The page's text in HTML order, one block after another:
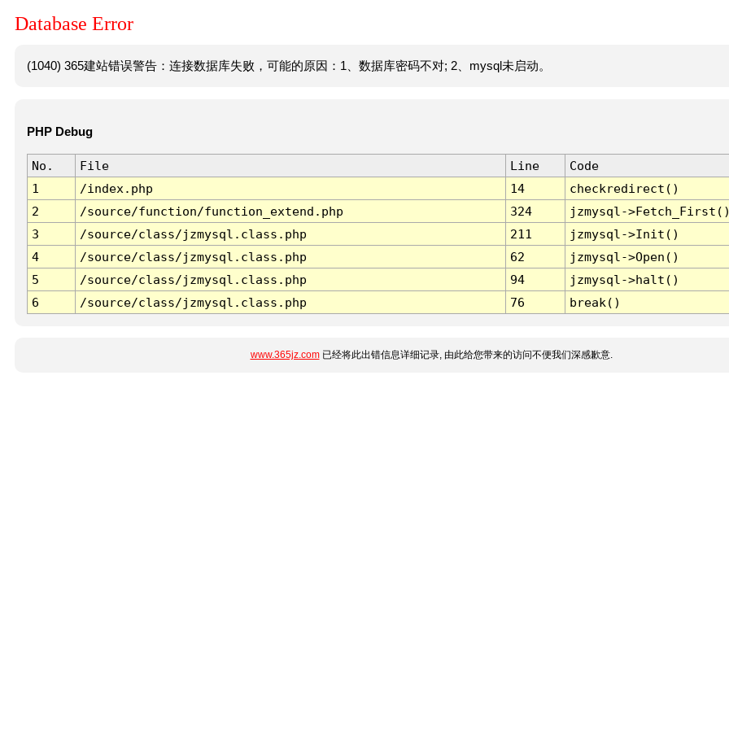
Database Error
(1040) 365建站错误警告：连接数据库失败，可能的原因：1、数据库密码不对; 2、mysql未启动。
PHP Debug
No. File Line
Code
1
/index.php 14
checkredirect()
2
/source/function/function_extend.php 324
jzmysql-
3
/source/class/jzmysql.class.php 211
jzmysql->Init()
4
/source/class/jzmysql.class.php 62
jzmysql->Open()
5
/source/class/jzmysql.class.php 94
jzmysql->halt()
6
/source/class/jzmysql.class.php 76 break()
www.365jz.com已经将此出错信息详细记录, 由此给您带来的访问不便我们深感歉意.